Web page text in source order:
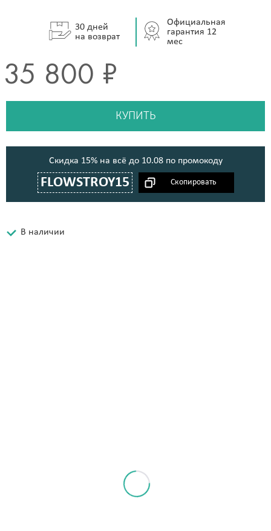
30 дней
на возврат
Официальная
гарантия 12
мес
35 800 ₽
КУПИТЬ
Cкидка 15% на всё до 10.08 по промокоду
FLOWSTROY15
В наличии